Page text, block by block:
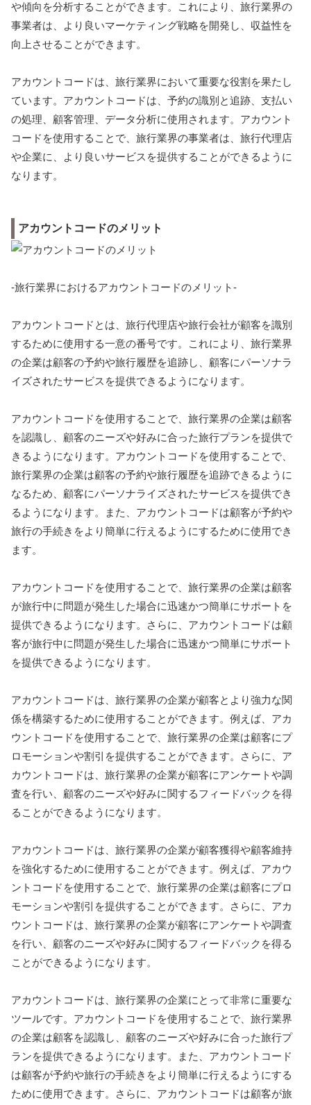
や傾向を分析することができます。これにより、旅行業界の
事業者は、より良いマーケティング戦略を開発し、収益性を
向上させることができます。
アカウントコードは、旅行業界において重要な役割を果たし
ています。アカウントコードは、予約の識別と追跡、支払い
の処理、顧客管理、データ分析に使用されます。アカウント
コードを使用することで、旅行業界の事業者は、旅行代理店
や企業に、より良いサービスを提供することができるように
なります。
アカウントコードのメリット
-旅行業界におけるアカウントコードのメリット-
アカウントコードとは、旅行代理店や旅行会社が顧客を識別
するために使用する一意の番号です。これにより、旅行業界
の企業は顧客の予約や旅行履歴を追跡し、顧客にパーソナラ
イズされたサービスを提供できるようになります。
アカウントコードを使用することで、旅行業界の企業は顧客
を認識し、顧客のニーズや好みに合った旅行プランを提供で
きるようになります。アカウントコードを使用することで、
旅行業界の企業は顧客の予約や旅行履歴を追跡できるように
なるため、顧客にパーソナライズされたサービスを提供でき
るようになります。また、アカウントコードは顧客が予約や
旅行の手続きをより簡単に行えるようにするために使用でき
ます。
アカウントコードを使用することで、旅行業界の企業は顧客
が旅行中に問題が発生した場合に迅速かつ簡単にサポートを
提供できるようになります。さらに、アカウントコードは顧
客が旅行中に問題が発生した場合に迅速かつ簡単にサポート
を提供できるようになります。
アカウントコードは、旅行業界の企業が顧客とより強力な関
係を構築するために使用することができます。例えば、アカ
ウントコードを使用することで、旅行業界の企業は顧客にプ
ロモーションや割引を提供することができます。さらに、ア
カウントコードは、旅行業界の企業が顧客にアンケートや調
査を行い、顧客のニーズや好みに関するフィードバックを得
ることができるようになります。
アカウントコードは、旅行業界の企業が顧客獲得や顧客維持
を強化するために使用することができます。例えば、アカウ
ントコードを使用することで、旅行業界の企業は顧客にプロ
モーションや割引を提供することができます。さらに、アカ
ウントコードは、旅行業界の企業が顧客にアンケートや調査
を行い、顧客のニーズや好みに関するフィードバックを得る
ことができるようになります。
アカウントコードは、旅行業界の企業にとって非常に重要な
ツールです。アカウントコードを使用することで、旅行業界
の企業は顧客を認識し、顧客のニーズや好みに合った旅行プ
ランを提供できるようになります。また、アカウントコード
は顧客が予約や旅行の手続きをより簡単に行えるようにする
ために使用できます。さらに、アカウントコードは顧客が旅